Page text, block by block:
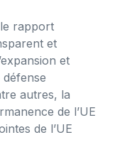
rapport
et
et
défense
autres, la
de l’UE
de l’UE